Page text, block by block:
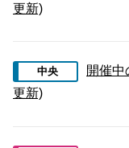
更新)
中央
開催中
更新)